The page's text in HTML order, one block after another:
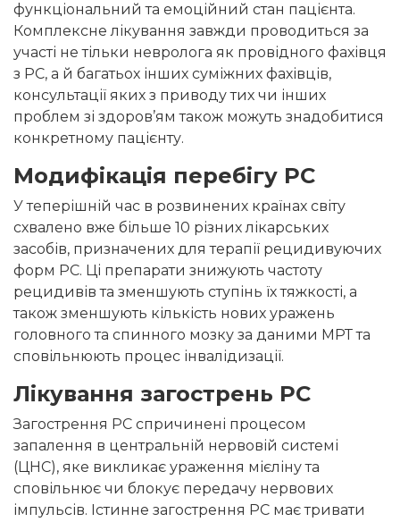
функціональний та емоційний стан пацієнта.
Комплексне лікування завжди проводиться за
участі не тільки невролога як провідного фахівця
з РС, а й багатьох інших суміжних фахівців,
консультації яких з приводу тих чи інших
проблем зі здоров’ям також можуть знадобитися
конкретному пацієнту.
Модифікація перебігу РС
У теперішній час в розвинених країнах світу
схвалено вже більше 10 різних лікарських
засобів, призначених для терапії рецидивуючих
форм РС. Ці препарати знижують частоту
рецидивів та зменшують ступінь їх тяжкості, а
також зменшують кількість нових уражень
головного та спинного мозку за даними МРТ та
сповільнюють процес інвалідизації.
Лікування загострень РС
Загострення РС спричинені процесом
запалення в центральній нервовій системі
(ЦНС), яке викликає ураження мієліну та
сповільнює чи блокує передачу нервових
імпульсів. Істинне загострення РС має тривати